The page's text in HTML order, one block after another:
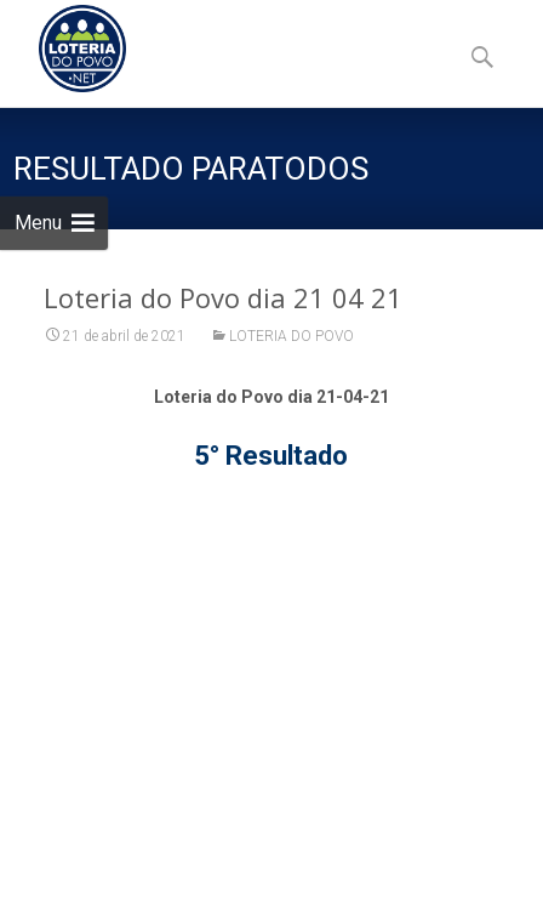
Menu
to
content
por:
RESULTADO PARATODOS
Loteria do Povo dia 21 04 21
21 de abril de 2021 LOTERIA DO POVO
Loteria do Povo dia 21-04-21
5° Resultado